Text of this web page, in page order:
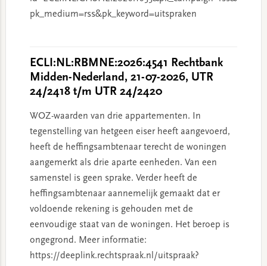
pk_medium=rss&pk_keyword=uitspraken
ECLI:NL:RBMNE:2026:4541 Rechtbank
Midden-Nederland, 21-07-2026, UTR
24/2418 t/m UTR 24/2420
WOZ-waarden van drie appartementen. In
tegenstelling van hetgeen eiser heeft aangevoerd,
heeft de heffingsambtenaar terecht de woningen
aangemerkt als drie aparte eenheden. Van een
samenstel is geen sprake. Verder heeft de
heffingsambtenaar aannemelijk gemaakt dat er
voldoende rekening is gehouden met de
eenvoudige staat van de woningen. Het beroep is
ongegrond. Meer informatie:
https://deeplink.rechtspraak.nl/uitspraak?